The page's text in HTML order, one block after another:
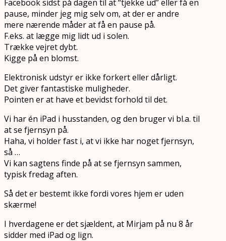
Facebook sidst på dagen til at “tjekke ud” eller få en
pause, minder jeg mig selv om, at der er andre
mere nærende måder at få en pause på.
F.eks. at lægge mig lidt ud i solen.
Trække vejret dybt.
Kigge på en blomst.
Elektronisk udstyr er ikke forkert eller dårligt.
Det giver fantastiske muligheder.
Pointen er at have et bevidst forhold til det.
Vi har én iPad i husstanden, og den bruger vi bl.a. til
at se fjernsyn på.
Haha, vi holder fast i, at vi ikke har noget fjernsyn,
så …
Vi kan sagtens finde på at se fjernsyn sammen,
typisk fredag aften.
Så det er bestemt ikke fordi vores hjem er uden
skærme!
I hverdagene er det sjældent, at Mirjam på nu 8 år
sidder med iPad og lign.